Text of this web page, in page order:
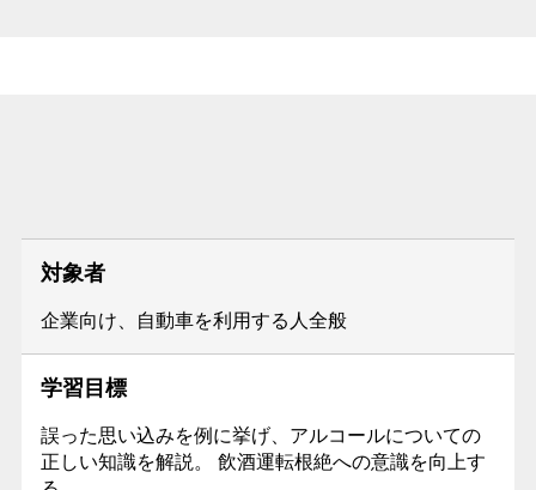
対象者
企業向け、自動車を利用する人全般
学習目標
誤った思い込みを例に挙げ、アルコールについての
正しい知識を解説。 飲酒運転根絶への意識を向上す